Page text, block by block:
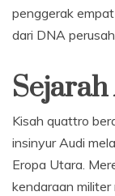
penggerak
dari DNA
Kisah quattro
insinyur Audi
Eropa Utara.
kendaraan